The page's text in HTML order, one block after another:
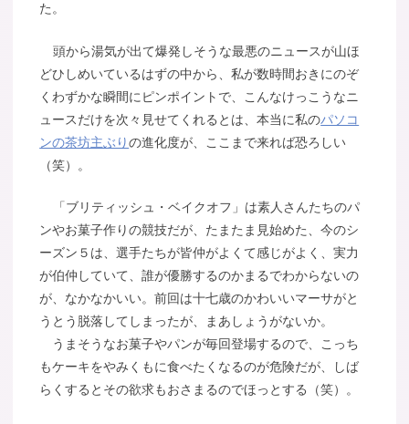
た。
頭から湯気が出て爆発しそうな最悪のニュースが山ほ
どひしめいているはずの中から、私が数時間おきにのぞ
くわずかな瞬間にピンポイントで、こんなけっこうなニ
ュースだけを次々見せてくれるとは、本当に私のパソコ
ンの茶坊主ぶりの進化度が、ここまで来れば恐ろしい
（笑）。
「ブリティッシュ・ベイクオフ」は素人さんたちのパ
ンやお菓子作りの競技だが、たまたま見始めた、今のシ
ーズン５は、選手たちが皆仲がよくて感じがよく、実力
が伯仲していて、誰が優勝するのかまるでわからないの
が、なかなかいい。前回は十七歳のかわいいマーサがと
うとう脱落してしまったが、まあしょうがないか。
うまそうなお菓子やパンが毎回登場するので、こっち
もケーキをやみくもに食べたくなるのが危険だが、しば
らくするとその欲求もおさまるのでほっとする（笑）。